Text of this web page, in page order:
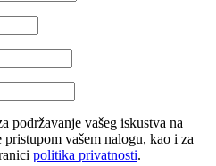
podržavanje vašeg iskustva na
vašem nalogu, kao i za
politika privatnosti.